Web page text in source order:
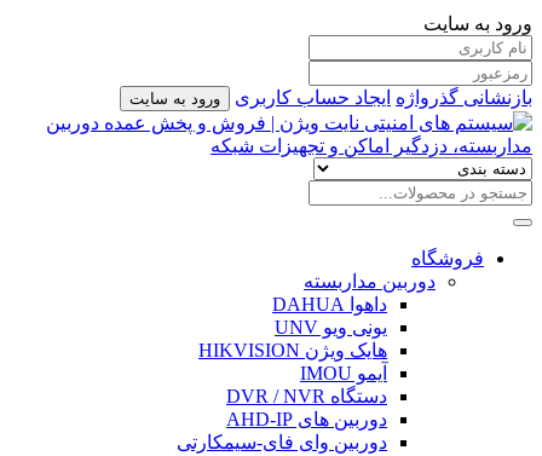
ورود به سایت
بازنشانی گذرواژه ایجاد حساب کاربری ورود به سایت
فروشگاه
دوربین مداربسته
داهوا DAHUA
یونی ویو UNV
هایک ویژن HIKVISION
آیمو IMOU
دستگاه DVR / NVR
دوربین های AHD-IP
دوربین وای فای-سیمکارتی